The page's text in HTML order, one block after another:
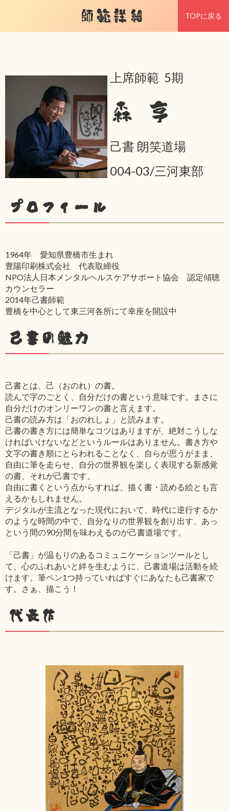
師範詳細 TOPに戻る
上席師範 5期
森 亨
己書 朗笑道場
004-03/三河東部
プロフィール
1964年 愛知県豊橋市生まれ
豊陽印刷株式会社 代表取締役
NPO法人日本メンタルヘルスケアサポート協会 認定傾聴
カウンセラー
2014年己書師範
豊橋を中心として東三河各所にて幸座を開設中
己書の魅力
己書とは、己（おのれ）の書。
読んで字のごとく、自分だけの書という意味です。まさに
自分だけのオンリーワンの書と言えます。
己書の読み方は「おのれしょ」と読みます。
己書の書き方には簡単なコツはありますが、絶対こうしな
ければいけないなどというルールはありません。書き方や
文字の書き順にとらわれることなく、自らが思うがまま、
自由に筆を走らせ、自分の世界観を楽しく表現する新感覚
の書、それが己書です。
自由に書くという点からすれば、描く書・読める絵とも言
えるかもしれません。
デジタルが主流となった現代において、時代に逆行するか
のような時間の中で、自分なりの世界観を創り出す、あっ
という間の90分間を味わえるのが己書道場です。
「己書」が温もりのあるコミュニケーションツールとし
て、心のふれあいと絆を生むように、己書道場は活動を続
けます。筆ペン1つ持っていればすぐにあなたも己書家で
す。さぁ、描こう！
代表作